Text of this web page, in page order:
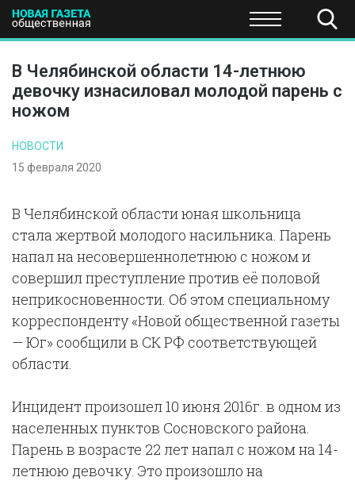
ПОЛИТИКА ЭКОНОМИКА НАУКА И
В Челябинской области 14-летнюю
девочку изнасиловал молодой парень с
ножом
НОВОСТИ
15 февраля 2020
В Челябинской области юная школьница
стала жертвой молодого насильника. Парень
напал на несовершеннолетнюю с ножом и
совершил преступление против её половой
неприкосновенности. Об этом специальному
корреспонденту «Новой общественной газеты
— Юг» сообщили в СК РФ соответствующей
области.
Инцидент произошел 10 июня 2016г. в одном из
населенных пунктов Сосновского района.
Парень в возрасте 22 лет напал с ножом на 14-
летнюю девочку. Это произошло на